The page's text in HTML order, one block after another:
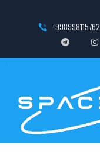
+998998115762